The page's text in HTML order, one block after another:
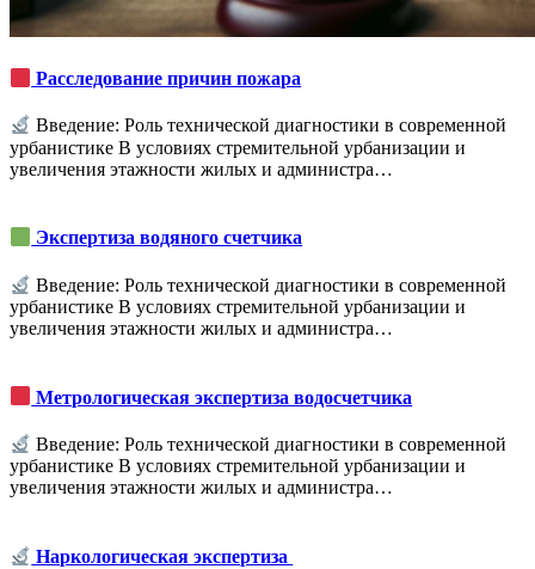
Расследование причин пожара
Введение: Роль технической диагностики в современной
урбанистике В условиях стремительной урбанизации и
увеличения этажности жилых и администра…
Экспертиза водяного счетчика
Введение: Роль технической диагностики в современной
урбанистике В условиях стремительной урбанизации и
увеличения этажности жилых и администра…
Метрологическая экспертиза водосчетчика
Введение: Роль технической диагностики в современной
урбанистике В условиях стремительной урбанизации и
увеличения этажности жилых и администра…
Наркологическая экспертиза